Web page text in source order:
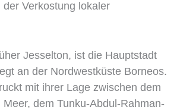
Verkostung lokaler
Jesselton, ist die Hauptstadt
an der Nordwestküste Borneos.
mit ihrer Lage zwischen dem
dem Tunku-Abdul-Rahman-